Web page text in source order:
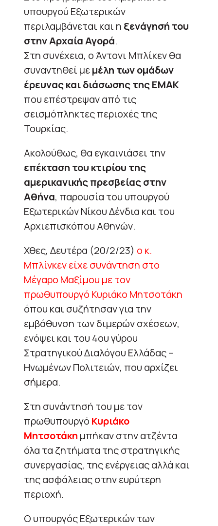
υπουργού Εξωτερικών
περιλαμβάνεται και η ξενάγησή του
στην Αρχαία Αγορά.
Στη συνέχεια, ο Άντονι Μπλίκεν θα
συναντηθεί μεμέλη των ομάδων
έρευνας και διάσωσης της ΕΜΑΚ
που επέστρεψαν από τις
σεισμόπληκτες περιοχές της
Τουρκίας.
Ακολούθως, θα εγκαινιάσει την
επέκταση του κτιρίου της
αμερικανικής πρεσβείας στην
Αθήνα, παρουσία του υπουργού
Εξωτερικών Νίκου Δένδια και του
Αρχιεπισκόπου Αθηνών.
Χθες, Δευτέρα (20/2/23) ο κ.
Μπλίνκεν είχε συνάντηση στο
Μέγαρο Μαξίμου με τον
πρωθυπουργό Κυριάκο Μητσοτάκη
όπου και συζήτησαν για την
εμβάθυνση των διμερών σχέσεων,
ενόψει και του 4ου γύρου
Στρατηγικού Διαλόγου Ελλάδας –
Ηνωμένων Πολιτειών, που αρχίζει
σήμερα.
Στη συνάντησή του με τον
πρωθυπουργό Κυριάκο
Μητσοτάκη μπήκαν στην ατζέντα
όλα τα ζητήματα της στρατηγικής
συνεργασίας, της ενέργειας αλλά και
της ασφάλειας στην ευρύτερη
περιοχή.
Ο υπουργός Εξωτερικών των